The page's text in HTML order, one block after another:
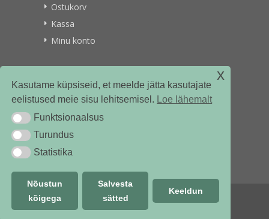
Kasutame küpsiseid, et meelde jätta kasutajate
eelistused meie sisu lehitsemisel. Loe lähemalt
Funktsionaalsus
Funktsionaalsus
TurundusTurundus
StatistikaStatistika
Nõustun
kõigega
Salvesta
sätted
Keeldun
x
Ostukorv
Kassa
Minu konto
VITAMIINIKULLER.EE
© vitamiinikuller.ee 2018